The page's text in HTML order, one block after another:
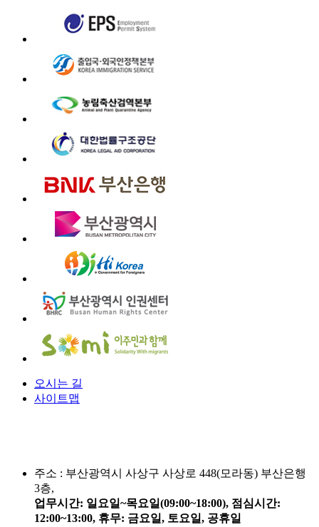
오시는 길
사이트맵
주소 : 부산광역시 사상구 사상로 448(모라동) 부산은행
3층,
업무시간: 일요일~목요일(09:00~18:00), 점심시간:
12:00~13:00, 휴무: 금요일, 토요일, 공휴일